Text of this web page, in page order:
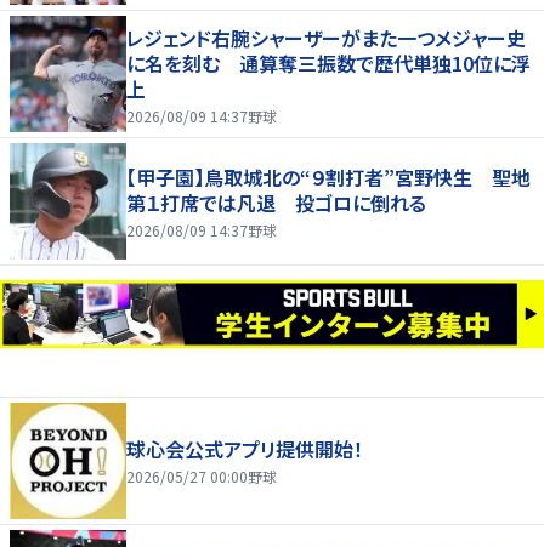
レジェンド右腕シャーザーがまた一つメジャー史
に名を刻む 通算奪三振数で歴代単独10位に浮
上
2026/08/09 14:37野球
【甲子園】鳥取城北の“９割打者”宮野快生 聖地
第１打席では凡退 投ゴロに倒れる
2026/08/09 14:37野球
球心会公式アプリ提供開始！
2026/05/27 00:00野球